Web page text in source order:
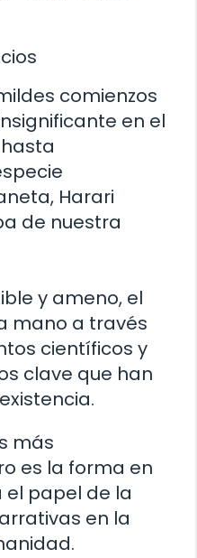
comienzos
en el
Harari
de nuestra
y ameno, el
mano a través
científicos y
clave que han
más
es la forma en
el papel de la
en la